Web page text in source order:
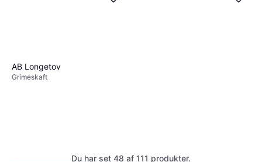
AB Longetov
Grimeskaft
Du har set 48 af 111 produkter.